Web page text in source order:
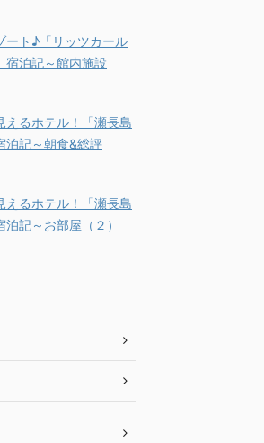
ート♪「リッツカール
宿泊記～館内施設
えるホテル！「瀬長島
泊記～朝食&総評
えるホテル！「瀬長島
泊記～お部屋（２）